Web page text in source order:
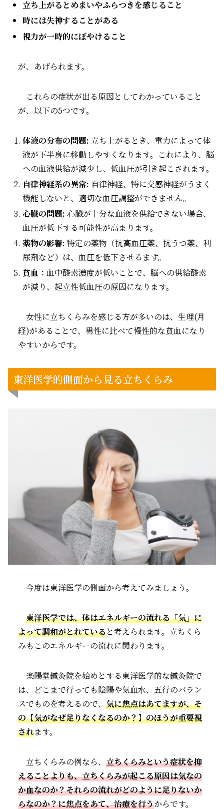
立ち上がるとめまいやふらつきを感じること
時には失神することがある
視力が一時的にぼやけること
が、あげられます。
これらの症状が出る原因としてわかっていること
が、以下の5つです。
体液の分布の問題: 立ち上がるとき、重力によって体
液が下半身に移動しやすくなります。これにより、脳
への血液供給が減少し、低血圧が引き起こされます。
自律神経系の異常: 自律神経、特に交感神経がうまく
機能しないと、適切な血圧調整ができません。
心臓の問題: 心臓が十分な血液を供給できない場合、
血圧が低下する可能性が高まります。
薬物の影響: 特定の薬物（抗高血圧薬、抗うつ薬、利
尿剤など）は、血圧を低下させるます。
貧血 ：血中酸素濃度が低いことで、脳への供給酸素
が減り、起立性低血圧の原因になります。
女性に立ちくらみを感じる方が多いのは、生理(月
経)があることで、男性に比べて慢性的な貧血になり
やすいからです。
東洋医学的側面から見る立ちくらみ
今度は東洋医学の側面から考えてみましょう。
東洋医学では、体はエネルギーの流れる「気」に
よって調和がとれていると考えられます。立ちくら
みもこのエネルギーの流れに関わります。
楽陽堂鍼灸院を始めとする東洋医学的な鍼灸院で
は、どこまで行っても陰陽や気血水、五行のバラン
スでものを考えるので、 気に焦点はあてますが、そ
の【気がなぜ足りなくなるのか？】のほうが重要視
されます。
立ちくらみの例なら、 立ちくらみという症状を抑
えることよりも、立ちくらみが起こる原因は気なの
か血なのか？それらの流れがどのように足りないか
らなのか？に焦点をあて、治療を行うからです。